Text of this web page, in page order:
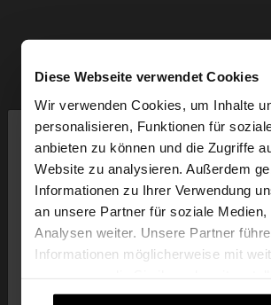
Diese Webseite verwendet Cookies
Wir verwenden Cookies, um Inhalte
personalisieren, Funktionen für
anbieten zu können und die Zugriffe
Website zu analysieren. Außerdem
Informationen zu Ihrer Verwendung
an unsere Partner für soziale Medien,
Analysen weiter. Unsere Partner
Informationen möglicherweise mit
die sie im Rahmen Ihrer Nutzung der
hallo
Sie greifen von Deutschland auf die
Möchten Sie unsere United States
Ja, bringen Sie mich